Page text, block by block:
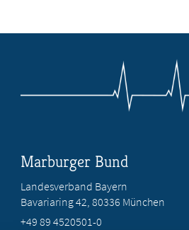
Marburger Bund
Landesverband Bayern
Bavariaring 42, 80336 München
+49 89 4520501-0